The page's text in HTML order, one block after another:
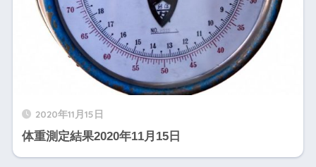
2020年11月15日
体重測定結果2020年11月15日